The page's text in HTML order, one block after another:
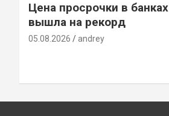
Цена просрочки в банках
вышла на рекорд
05.08.2026 andrey